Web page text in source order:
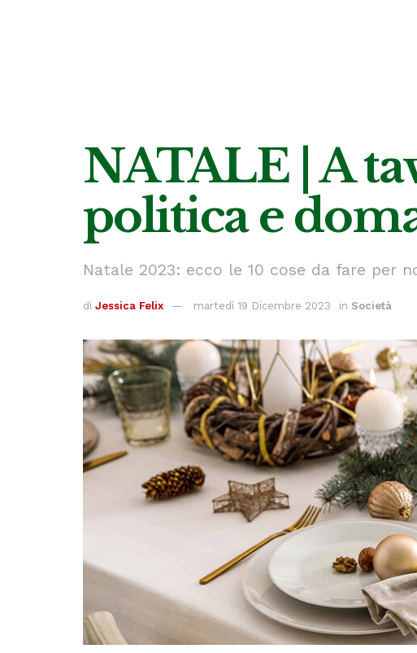
NATALE | A
politica e
Natale 2023: ecco le 10 cose da fare per
di Jessica Felix martedì 19 Dicembre 2023 in Società